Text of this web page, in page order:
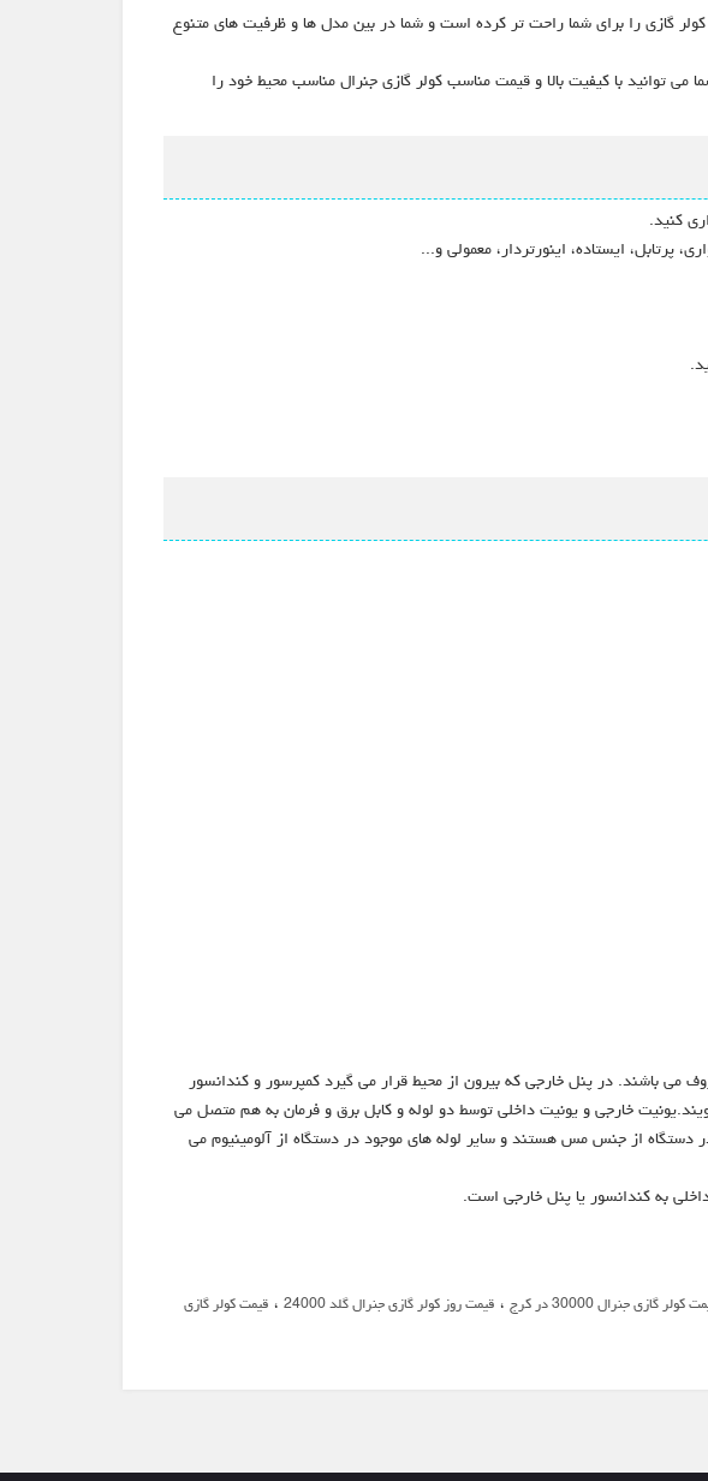
کولر گازی را برای شما راحت تر کرده است و شما در بین مدل ها و ظرفیت های متنوع
توانید با کیفیت بالا و قیمت مناسب کولر گازی جنرال مناسب محیط خود را
کنید.
پرتابل، ایستاده، اینورتردار، معمولی و...
می باشند. در پنل خارجی که بیرون از محیط قرار می گیرد کمپرسور و کندانسور
خارجی و یونیت داخلی توسط دو لوله و کابل برق و فرمان به هم متصل می
از جنس مس هستند و سایر لوله های موجود در دستگاه از آلومینیوم می
به کندانسور یا پنل خارجی است.
کولر گازی جنرال 30000 در کرج ، قیمت روز کولر گازی جنرال گلد 24000 ، قیمت کولر گازی